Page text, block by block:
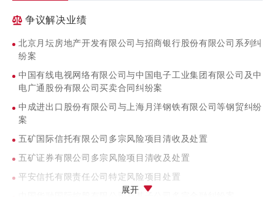
争议解决业绩
北京月坛房地产开发有限公司与招商银行股份有限公司系列纠
纷案
中国有线电视网络有限公司与中国电子工业集团有限公司及中
电广通股份有限公司买卖合同纠纷案
中成进出口股份有限公司与上海月洋钢铁有限公司等钢贸纠纷
案
五矿国际信托有限公司多宗风险项目清收及处置
五矿证券有限公司多宗风险项目清收及处置
平安信托有限责任公司特定风险项目处置
中国华融国际控股有限公司及其子公司多宗金融纠纷案
展开